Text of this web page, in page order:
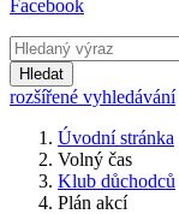
Facebook
Hledat
rozšířené vyhledávání
Úvodní stránka
Volný čas
Klub důchodců
Plán akcí